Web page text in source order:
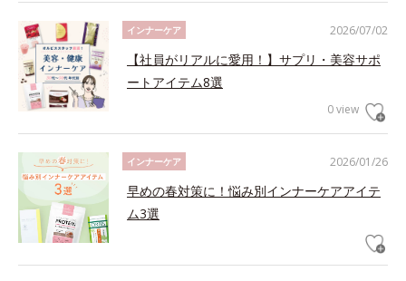
2026/07/02
インナーケア
【社員がリアルに愛用！】サプリ・美容サポ
ートアイテム8選
0 view
2026/01/26
インナーケア
早めの春対策に！悩み別インナーケアアイテ
ム3選